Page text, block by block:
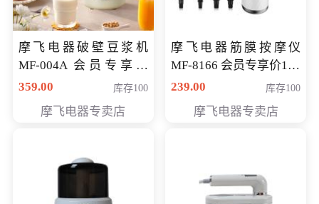
摩飞电器破壁豆浆机
MF-004A 会员专享价
168元
359.00 库存100
摩飞电器专卖店
摩飞电器筋膜按摩仪
MF-8166 会员专享价168
元
239.00 库存100
摩飞电器专卖店